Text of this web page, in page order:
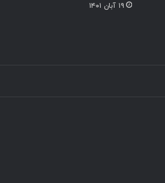
۱۹ آبان ۱۴۰۱